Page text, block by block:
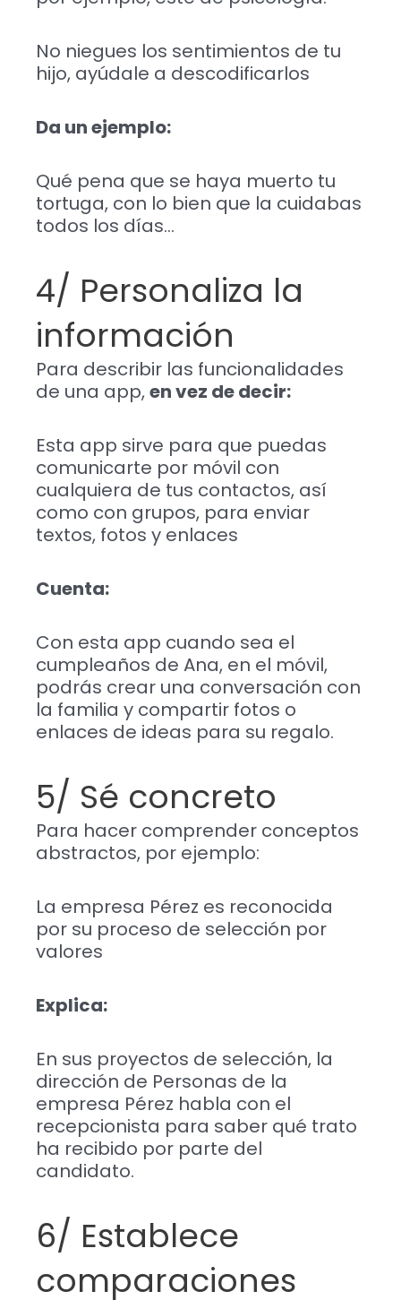
No niegues los sentimientos de tu
hijo, ayúdale a descodificarlos
Da un ejemplo:
Qué pena que se haya muerto tu
tortuga, con lo bien que la cuidabas
todos los días…
4/ Personaliza la
información
Para describir las funcionalidades
de una app,en vez de decir:
Esta app sirve para que puedas
comunicarte por móvil con
cualquiera de tus contactos, así
como con grupos, para enviar
textos, fotos y enlaces
Cuenta:
Con esta app cuando sea el
cumpleaños de Ana, en el móvil,
podrás crear una conversación con
la familia y compartir fotos o
enlaces de ideas para su regalo.
5/ Sé concreto
Para hacer comprender conceptos
abstractos, por ejemplo:
La empresa Pérez es reconocida
por su proceso de selección por
valores
Explica:
En sus proyectos de selección, la
dirección de Personas de la
empresa Pérez habla con el
recepcionista para saber qué trato
ha recibido por parte del
candidato.
6/ Establece
comparaciones